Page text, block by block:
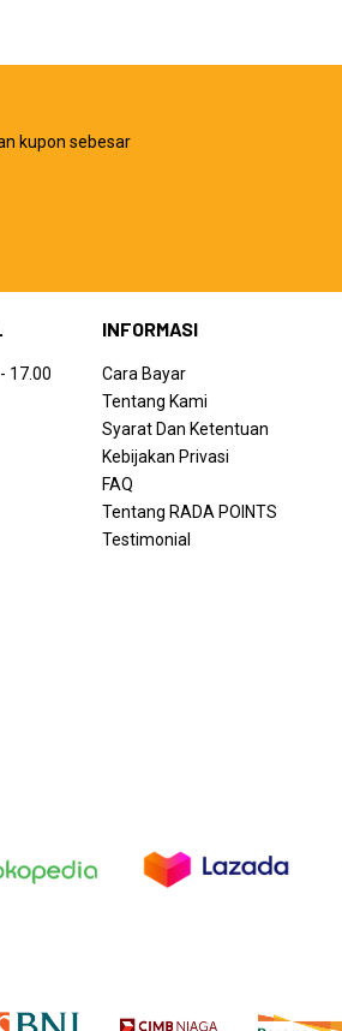
mantap
Barang
cicilan
RaDa
segera
Notes:
kupon sebesar
17.00
INFORMASI
Cara Bayar
Tentang Kami
Syarat Dan Ketentuan
Kebijakan Privasi
FAQ
Tentang RADA POINTS
Testimonial